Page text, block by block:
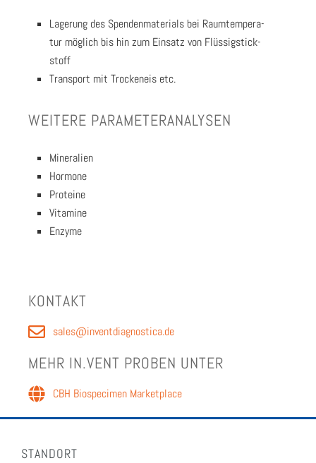
Lage­rung des Spen­den­ma­te­ri­als bei Raum­tem­pe­ra­
tur mög­lich bis hin zum Ein­satz von Flüs­sig­stick­
stoff
Trans­port mit Tro­cken­eis etc.
WEI­TE­RE PARA­ME­TER­ANA­LY­SEN
Mine­ra­li­en
Hor­mo­ne
Pro­te­ine
Vit­ami­ne
Enzy­me
KON­TAKT
sales@inventdiagnostica.de
MEHR IN.VENT PRO­BEN UNTER
CBH Bio­spe­ci­men Mar­ket­place
STANDORT